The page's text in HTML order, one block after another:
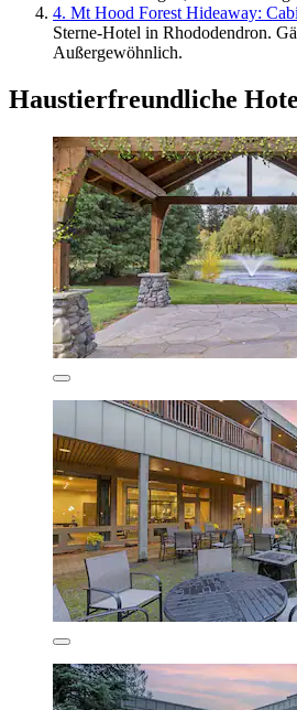
4. Mt Hood Forest Hideaway:
Sterne-Hotel in Rhododendron.
Außergewöhnlich.
Haustierfreundliche